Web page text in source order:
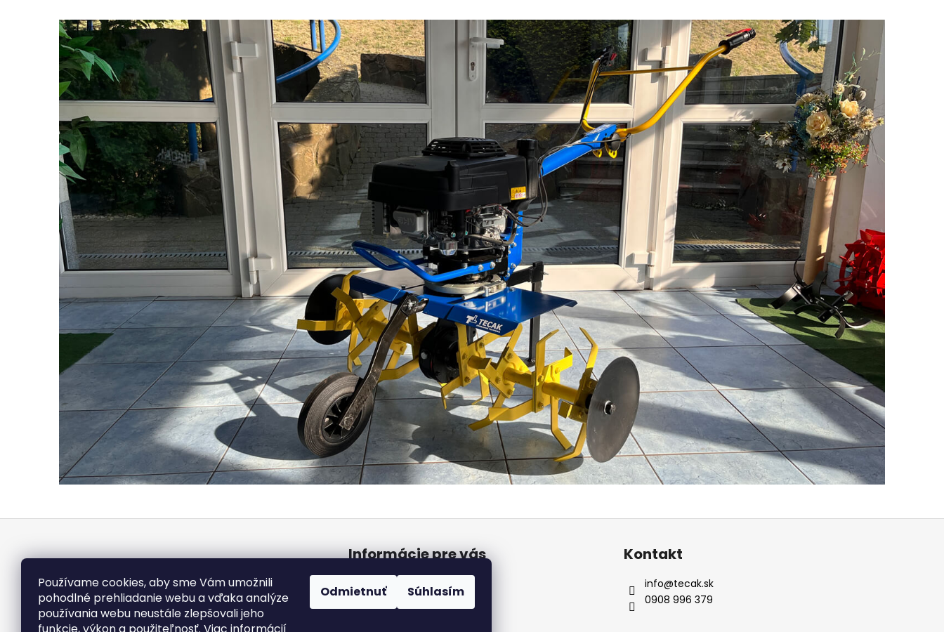
Používame cookies, aby sme Vám umožnili
pohodlné prehliadanie webu a vďaka analýze
používania webu neustále zlepšovali jeho
Odmietnuť Súhlasím
Z
Informácie pre vás
Kontakt
Obchodné podmienky VOP
Kontakt
info@tecak.sk
0908 996 379